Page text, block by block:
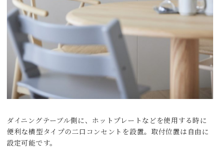
ダイニングテーブル側に、ホットプレートなどを使用する時に
便利な横型タイプの二口コンセントを設置。取付位置は自由に
設定可能です。